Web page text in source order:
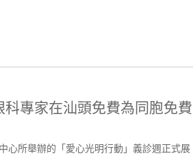
專家在汕頭免費為同胞免費
心所舉辦的「愛心光明行動」義診週正式展